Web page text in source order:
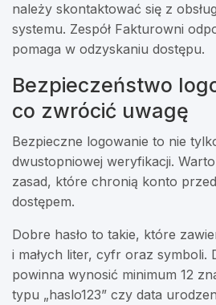
należy skontaktować się z
systemu. Zespół Fakturowni
pomaga w odzyskaniu dostępu.
Bezpieczeństwo
co zwrócić uwagę
Bezpieczne logowanie to nie
dwustopniowej weryfikacji.
zasad, które chronią konto
dostępem.
Dobre hasło to takie, które
i małych liter, cyfr oraz symboli.
powinna wynosić minimum 12
typu „haslo123” czy data